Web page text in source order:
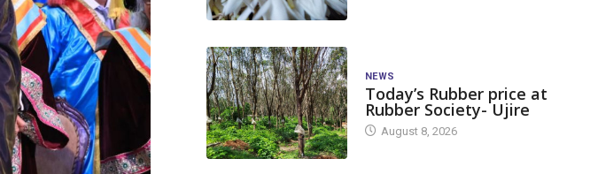
NEWS
Today’s Rubber price at
Rubber Society- Ujire
August 8, 2026